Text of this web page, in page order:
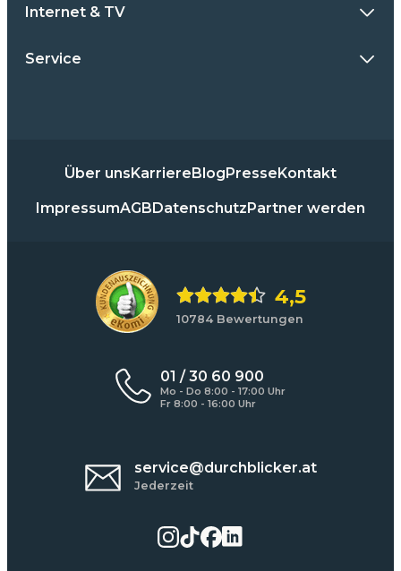
Internet & TV
Service
Über unsKarriereBlogPresseKontakt
ImpressumAGBDatenschutzPartner werden
4,5
10784 Bewertungen
01 / 30 60 900
Mo - Do 8:00 - 17:00 Uhr
Fr 8:00 - 16:00 Uhr
service@durchblicker.at
Jederzeit